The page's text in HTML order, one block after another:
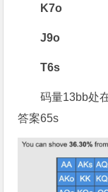
K7o
J9o
T6s
码量13bb处
答案65s